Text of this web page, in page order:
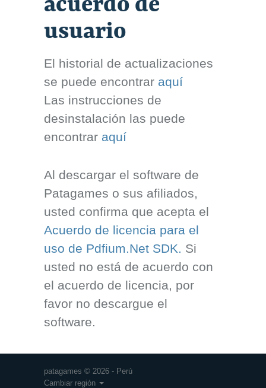
usuario
El historial de actualizaciones
se puede encontrar aquí
Las instrucciones de
desinstalación las puede
encontrar aquí
Al descargar el software de
Patagames o sus afiliados,
usted confirma que acepta el
Acuerdo de licencia para el
uso de Pdfium.Net SDK. Si
usted no está de acuerdo con
el acuerdo de licencia, por
favor no descargue el
software.
patagames © 2026 - Perú
Cambiar región